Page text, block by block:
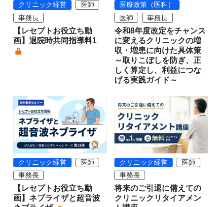
クリニック経営
医師
事務長
【レセプトお役立ち動
画】退院時共同指導料1
医療政策（医科）
医師
事務長
令和8年度改定をチャンス
に変えるクリニックの増
収・増患に向けた具体策
～取りこぼしを防ぎ、正
しく算定し、利益につな
げる実践ガイド～
クリニック経営
医師
事務長
【レセプトお役立ち動
画】ネブライザと超音波
クリニック経営
医師
事務長
将来のご引退に備えての
クリニックリタイアメン